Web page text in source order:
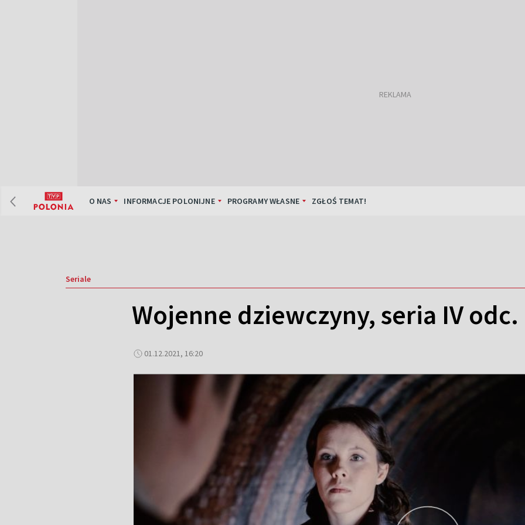
O NAS INFORMACJE POLONIJNE PROGRAMY WŁASNE ZGŁOŚ TEMAT!
Seriale
Wojenne dziewczyny, seria IV odc.
01.12.2021, 16:20